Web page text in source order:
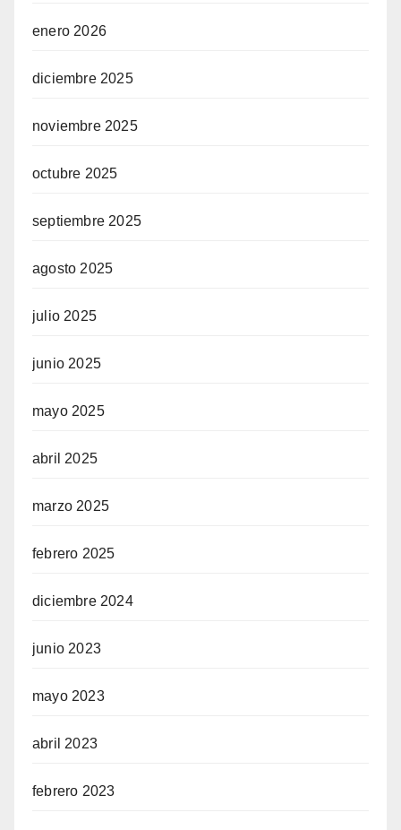
enero 2026
diciembre 2025
noviembre 2025
octubre 2025
septiembre 2025
agosto 2025
julio 2025
junio 2025
mayo 2025
abril 2025
marzo 2025
febrero 2025
diciembre 2024
junio 2023
mayo 2023
abril 2023
febrero 2023